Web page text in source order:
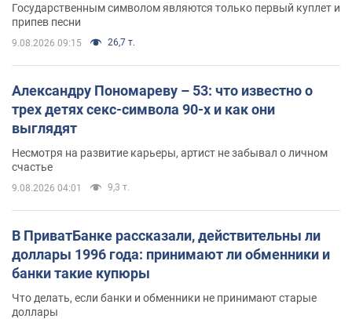
Государственным символом являются только первый куплет и
припев песни
9.08.2026 09:15 26,7 т.
Александру Пономареву – 53: что известно о
трех детях секс-символа 90-х и как они
выглядят
Несмотря на развитие карьеры, артист не забывал о личном
счастье
9.08.2026 04:01 9,3 т.
В ПриватБанке рассказали, действительны ли
доллары 1996 года: принимают ли обменники и
банки такие купюры
Что делать, если банки и обменники не принимают старые
доллары